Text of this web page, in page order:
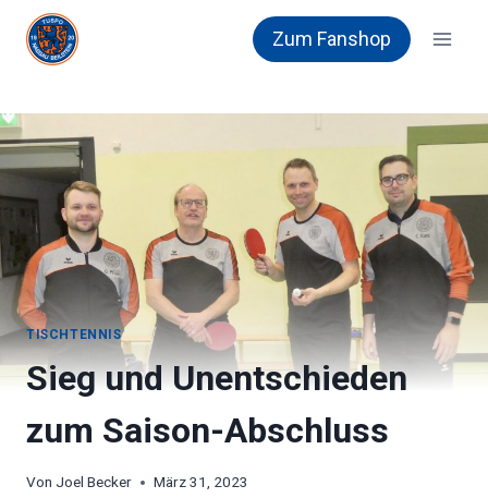
Zum
Inhalt
springen
Zum Fanshop
TISCHTENNIS
Sieg und Unentschieden
zum Saison-Abschluss
Von Joel Becker März 31, 2023